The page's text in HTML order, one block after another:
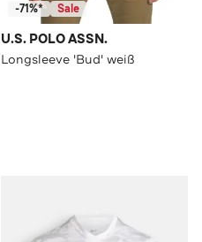
-71%* Sale
U.S. POLO ASSN.
Longsleeve 'Bud' weiß